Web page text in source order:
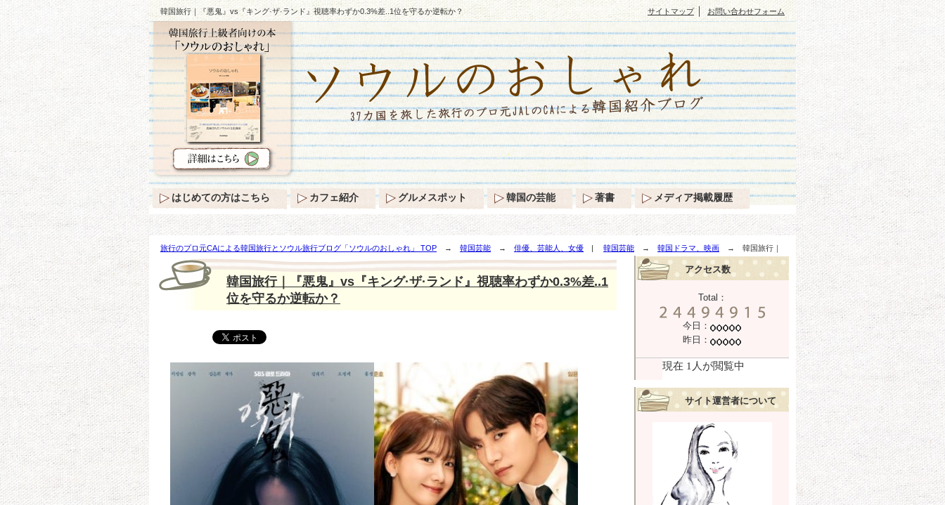
韓国旅行｜『悪鬼』vs『キング·ザ·ランド』視聴率わずか0.3%差..1位を守るか逆転か？
旅行のプロ元CAによる韓国旅行とソウル旅行ブログ「ソウルのおしゃれ」 TOP → 韓国芸能 → 俳優、芸能人、女優 | 韓国芸能 → 韓国ドラマ、映画 → 韓国旅行｜
『悪鬼』vs『キング·ザ·ランド』視聴率わずか0.3%差..1位を守るか逆転か？
韓国旅行｜『悪鬼』vs『キング·ザ·ランド』視聴率わずか0.3%差..1
位を守るか逆転か？
アクセス数
Total：
今日：
昨日：
サイト運営者について
サイトマップ｜ お問い合わせフォーム
はじめての方はこちら カフェ紹介 グルメスポット 韓国の芸能 著書 メディア掲載履歴